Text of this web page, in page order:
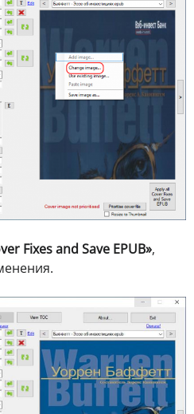
Fixes and Save EPUB»,